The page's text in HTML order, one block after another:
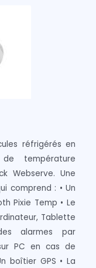
réfrigérés en
température
Webserve. Une
comprend : • Un
Pixie Temp • Le
Tablette
alarmes par
PC en cas de
boîtier GPS • La